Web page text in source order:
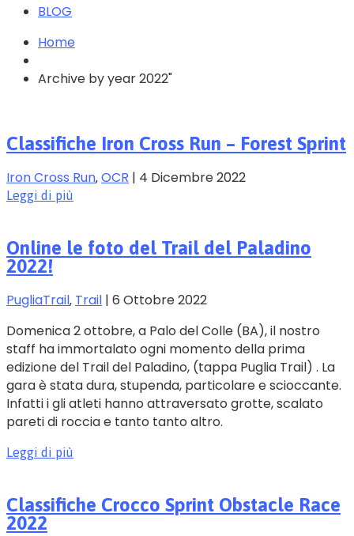
BLOG
Home
Archive by year 2022"
Classifiche Iron Cross Run – Forest Sprint
Iron Cross Run‚OCR | 4 Dicembre 2022
Leggi di più
Online le foto del Trail del Paladino
2022!
PugliaTrail‚ Trail | 6 Ottobre 2022
Domenica 2 ottobre, a Palo del Colle (BA), il nostro
staff ha immortalato ogni momento della prima
edizione del Trail del Paladino, (tappa Puglia Trail) . La
gara è stata dura, stupenda, particolare e scioccante.
Infatti i gli atleti hanno attraversato grotte, scalato
pareti di roccia e tanto tanto altro.
Leggi di più
Classifiche Crocco Sprint Obstacle Race
2022